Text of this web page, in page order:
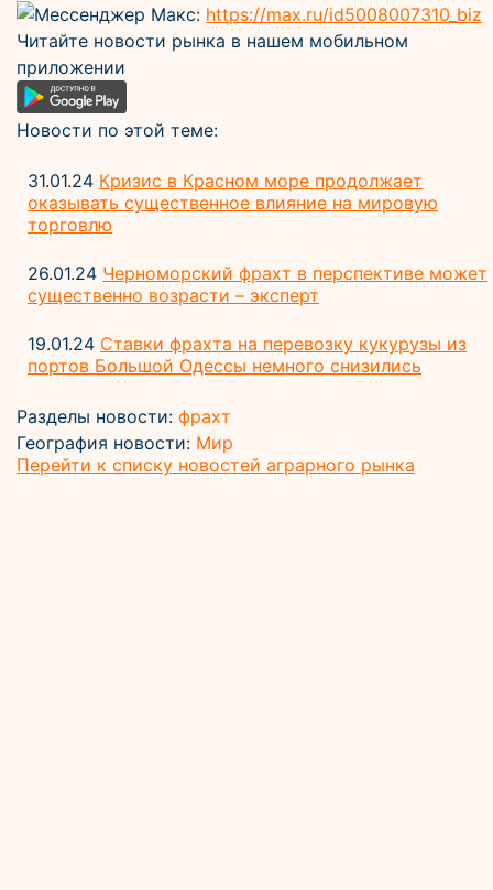
Мессенджер Макс: https://max.ru/id5008007310_biz
Читайте новости рынка в нашем мобильном
приложении
Новости по этой теме:
31.01.24 Кризис в Красном море продолжает
оказывать существенное влияние на мировую
торговлю
26.01.24 Черноморский фрахт в перспективе может
существенно возрасти – эксперт
19.01.24 Ставки фрахта на перевозку кукурузы из
портов Большой Одессы немного снизились
Разделы новости: фрахт
География новости: Мир
Перейти к списку новостей аграрного рынка